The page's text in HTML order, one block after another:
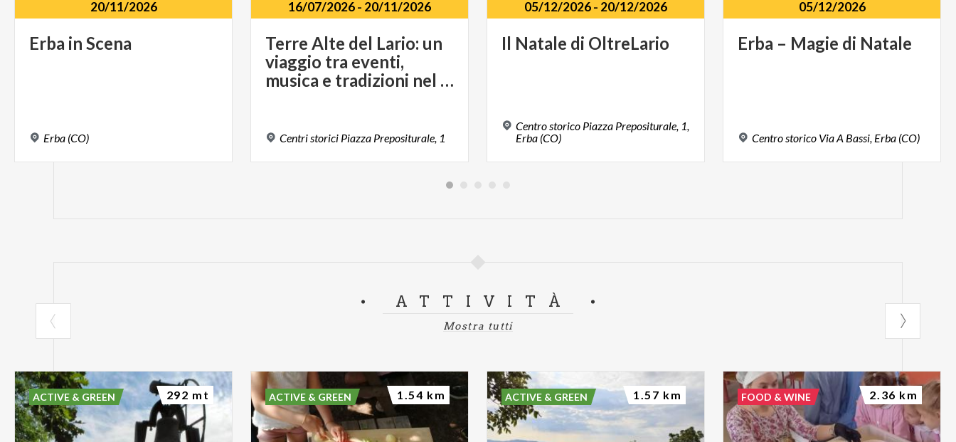
20/11/2026
Erba in Scena
Erba (CO)
16/07/2026- 20/11/2026
Terre Alte del Lario: un
viaggio tra eventi,
musica e tradizioni nel cuore del Triangolo Lariano
Centristorici Piazza Prepositurale, 1
05/12/2026- 20/12/2026
Il Natale di OltreLario
Centro storico Piazza Prepositurale, 1,
Erba (CO)
05/12/2026
Erba – Magie di Natale
Centrostorico ViaA Bassi, Erba (CO)
ATTIVITÀ
Mostra tutti
ACTIVE & GREEN 292 mt ACTIVE & GREEN 1.54 km ACTIVE & GREEN 1.57 km FOOD & WINE 2.36 km